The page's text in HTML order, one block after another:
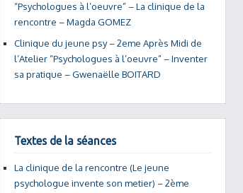
“Psychologues à l’oeuvre” – La clinique de la
rencontre – Magda GOMEZ
Clinique du jeune psy – 2eme Après Midi de
l’Atelier “Psychologues à l’oeuvre” – Inventer
sa pratique – Gwenaëlle BOITARD
Textes de la séances
La clinique de la rencontre (Le jeune
psychologue invente son metier) – 2ème